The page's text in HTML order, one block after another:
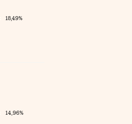
18,49%
14,96%